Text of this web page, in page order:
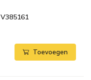
V385161
Toevoegen